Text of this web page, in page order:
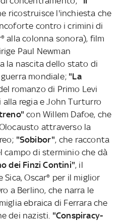
ricostruisce l'inchiesta che
contro i crimini di
alla colonna sonora), film
Paul Newman
la nascita dello stato di
mondiale; "La
romanzo di Primo Levi
alla regia e John Turturro
con Willem Dafoe, che
attraverso la
"Sobibor", che racconta
campo di sterminio che dà
dei Finzi Contini", il
Oscar® per il miglior
a Berlino, che narra le
ebraica di Ferrara che
dei nazisti. "Conspiracy-